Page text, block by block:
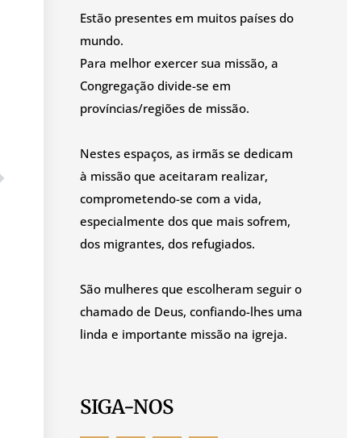
Estão presentes em muitos países do
mundo.
Para melhor exercer sua missão, a
Congregação divide-se em
províncias/regiões de missão.
Nestes espaços, as irmãs se dedicam
à missão que aceitaram realizar,
comprometendo-se com a vida,
especialmente dos que mais sofrem,
dos migrantes, dos refugiados.
São mulheres que escolheram seguir o
chamado de Deus, confiando-lhes uma
linda e importante missão na igreja.
SIGA-NOS